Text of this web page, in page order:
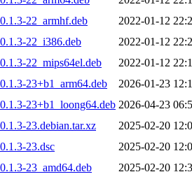
22_armhf.deb
2022-01-12
22_i386.deb
2022-01-12
22_mips64el.deb
2022-01-12
23+b1_arm64.deb
2026-01-23
23+b1_loong64.deb 2026-04-23
23.debian.tar.xz
2025-02-20
23.dsc
2025-02-20
23_amd64.deb
2025-02-20